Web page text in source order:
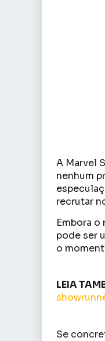
A Marvel
nenhum
recrutar
Embora o
pode ser
o
LEIA
Se